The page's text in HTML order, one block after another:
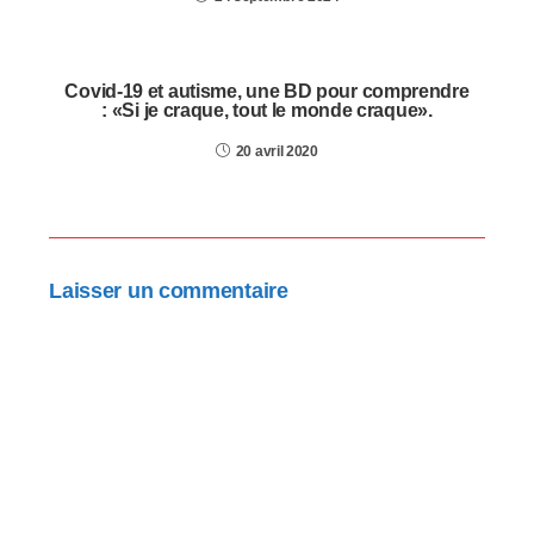
Covid-19 et autisme, une BD pour comprendre
: «Si je craque, tout le monde craque».
20 avril 2020
Laisser un commentaire